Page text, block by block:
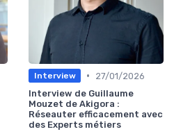
Interview •
27/01/2026
Interview de Guillaume
Mouzet de Akigora :
Réseauter efficacement avec
des Experts métiers